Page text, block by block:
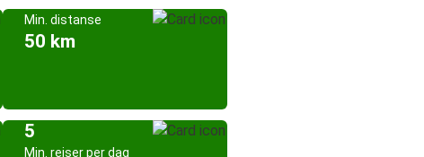
Min. distanse
50 km
5
Min. reiser per dag